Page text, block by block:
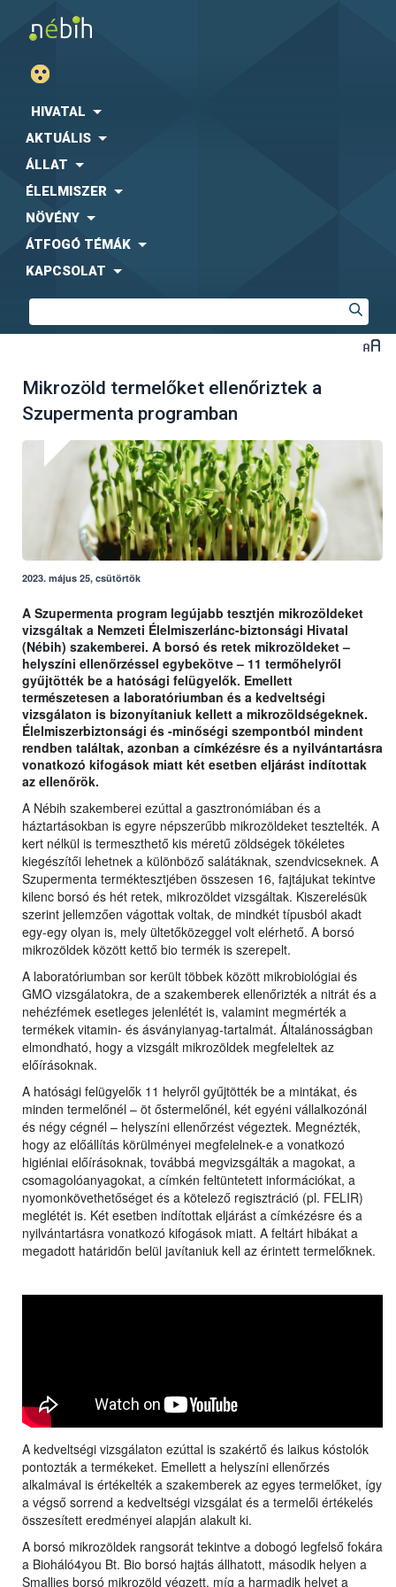
HIVATAL
AKTUÁLIS
ÁLLAT
ÉLELMISZER
NÖVÉNY
ÁTFOGÓ TÉMÁK
KAPCSOLAT
Mikrozöld termelőket ellenőriztek a
Szupermenta programban
2023. május 25, csütörtök
A Szupermenta program legújabb tesztjén mikrozöldeket
vizsgáltak a Nemzeti Élelmiszerlánc-biztonsági Hivatal
(Nébih) szakemberei. A borsó és retek mikrozöldeket –
helyszíni ellenőrzéssel egybekötve – 11 termőhelyről
gyűjtötték be a hatósági felügyelők. Emellett
természetesen a laboratóriumban és a kedveltségi
vizsgálaton is bizonyítaniuk kellett a mikrozöldségeknek.
Élelmiszerbiztonsági és -minőségi szempontból mindent
rendben találtak, azonban a címkézésre és a nyilvántartásra
vonatkozó kifogások miatt két esetben eljárást indítottak
az ellenőrök.
A Nébih szakemberei ezúttal a gasztronómiában és a
háztartásokban is egyre népszerűbb mikrozöldeket tesztelték. A
kert nélkül is termeszthető kis méretű zöldségek tökéletes
kiegészítői lehetnek a különböző salátáknak, szendvicseknek. A
Szupermenta terméktesztjében összesen 16, fajtájukat tekintve
kilenc borsó és hét retek, mikrozöldet vizsgáltak. Kiszerelésük
szerint jellemzően vágottak voltak, de mindkét típusból akadt
egy-egy olyan is, mely ültetőközeggel volt elérhető. A borsó
mikrozöldek között kettő bio termék is szerepelt.
A laboratóriumban sor került többek között mikrobiológiai és
GMO vizsgálatokra, de a szakemberek ellenőrizték a nitrát és a
nehézfémek esetleges jelenlétét is, valamint megmérték a
termékek vitamin- és ásványianyag-tartalmát. Általánosságban
elmondható, hogy a vizsgált mikrozöldek megfeleltek az
előírásoknak.
A hatósági felügyelők 11 helyről gyűjtötték be a mintákat, és
minden termelőnél – öt őstermelőnél, két egyéni vállalkozónál
és négy cégnél – helyszíni ellenőrzést végeztek. Megnézték,
hogy az előállítás körülményei megfelelnek-e a vonatkozó
higiéniai előírásoknak, továbbá megvizsgálták a magokat, a
csomagolóanyagokat, a címkén feltüntetett információkat, a
nyomonkövethetőséget és a kötelező regisztráció (pl. FELIR)
meglétét is. Két esetben indítottak eljárást a címkézésre és a
nyilvántartásra vonatkozó kifogások miatt. A feltárt hibákat a
megadott határidőn belül javítaniuk kell az érintett termelőknek.
A kedveltségi vizsgálaton ezúttal is szakértő és laikus kóstolók
pontozták a termékeket. Emellett a helyszíni ellenőrzés
alkalmával is értékelték a szakemberek az egyes termelőket, így
a végső sorrend a kedveltségi vizsgálat és a termelői értékelés
összesített eredményei alapján alakult ki.
A borsó mikrozöldek rangsorát tekintve a dobogó legfelső fokára
a Bioháló4you Bt. Bio borsó hajtás állhatott, második helyen a
Smallies borsó mikrozöld végzett, míg a harmadik helyet a